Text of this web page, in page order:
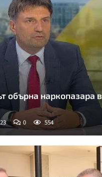
обърна наркопазара в
0 554